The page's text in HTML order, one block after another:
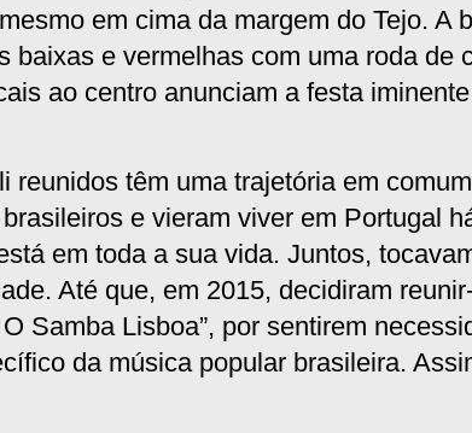
em cima da margem do Tejo. A
baixas e vermelhas com uma roda de
ao centro anunciam a festa
reunidos têm uma trajetória em
e vieram viver em Portugal
em toda a sua vida. Juntos,
Até que, em 2015, decidiram
Samba Lisboa”, por sentirem
da música popular brasileira.